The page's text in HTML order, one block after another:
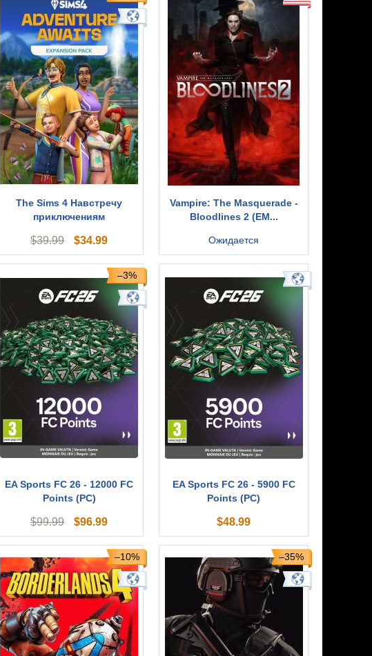
The Sims 4 Навстречу
приключениям
$39.99 $34.99
Vampire: The Masquerade -
Bloodlines 2 (EM...
Ожидается
–3%
EA Sports FC 26 - 12000 FC
Points (PC)
$99.99 $96.99
EA Sports FC 26 - 5900 FC
Points (PC)
$48.99
–10% –35%